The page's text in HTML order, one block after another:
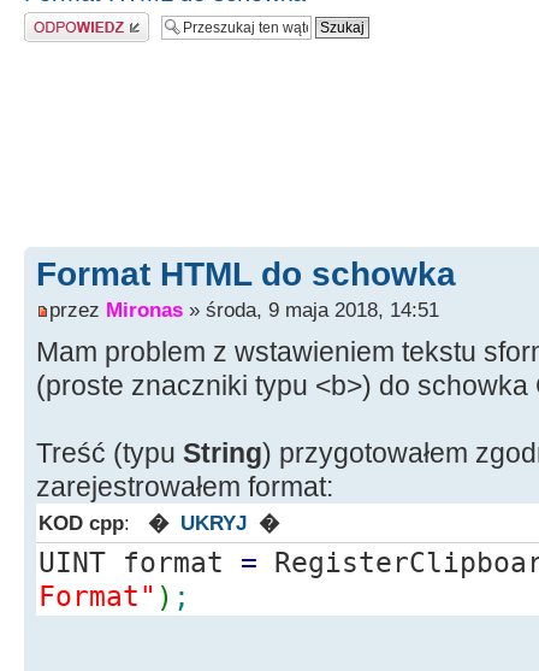
Odpowiedz
Format HTML do schowka
przez Mironas » środa, 9 maja 2018, 14:51
Mam problem z wstawieniem tekstu
(proste znaczniki typu <b>) do schowka
Treść (typu String) przygotowałem
zarejestrowałem format:
KOD cpp: � UKRYJ �
UINT format =
Format" ) ;